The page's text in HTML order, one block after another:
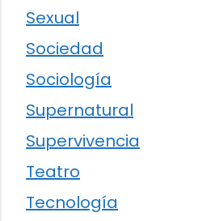
Sexual
Sociedad
Sociología
Supernatural
Supervivencia
Teatro
Tecnología